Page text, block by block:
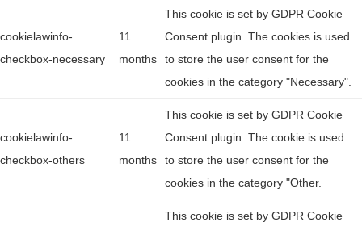
cookielawinfo-
checkbox-necessary
11
months
This cookie is set by GDPR Cookie
Consent plugin. The cookies is used
to store the user consent for the
cookies in the category "Necessary".
cookielawinfo-
checkbox-others
11
months
This cookie is set by GDPR Cookie
Consent plugin. The cookie is used
to store the user consent for the
cookies in the category "Other.
This cookie is set by GDPR Cookie